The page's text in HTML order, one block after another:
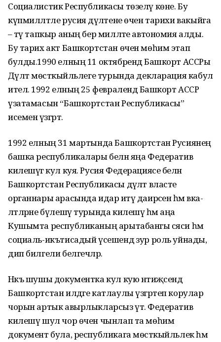
Социалистик Республикасы төзелү көне. Бу
күпмилләтле русия дәүләтене өчен тарихи вакыйга
– тәү тапкыр аның бер милләте автономия алды.
Бу тарих акт Башкортстан өчен мөһим этап
булды.1990 елның 11 октябрендә Башкорт АССРы
Дәүләт мөс­тәкыйльлеге турында декларация кабул
ителә. 1992 елның 25 февралендә Башкорт АССР
үзатамасын “Башкортстан Республикасы”
исеменә үзгәртә.
1992 елның 31 мартында Башкортстан Русиянең
башка республикалары белән яңа Федератив
килешүгә кул куя. Русия Федерациясе белән
Башкортстан Республикасы дәүләт власте
органнары арасында идарә итү даирәсен һәм вәка­
ләт­ләрне бүлешү турында киле­шү һәм аңа
Кушымта республиканың арытабангы сәяси һәм
социаль-икътисадый үсешендә зур роль уйнады,
дип билгели белгечләр.
Нәкъ шушы документка кул кую нәтиҗәсендә
Башкортстан илдәге катлаулы үзгәртеп корулар
чорын артык авырлыкларсыз үтә. Федератив
килешү шул чор өчен чынлап та мөһим
документ була, республикага мөстәкыйльлек һәм